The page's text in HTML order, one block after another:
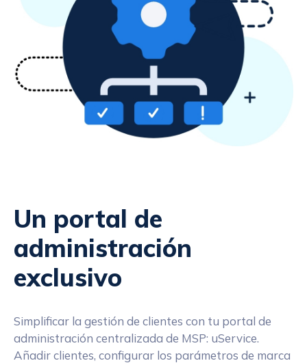
Un portal de
administración
exclusivo
Simplificar la gestión de clientes con tu portal de
administración centralizada de MSP: uService.
Añadir clientes, configurar los parámetros de marca